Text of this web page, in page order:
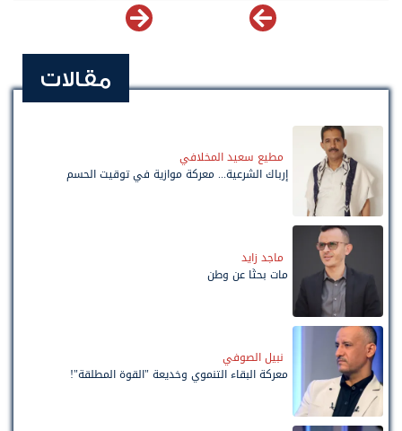
مقالات
مطيع سعيد المخلافي
إرباك الشرعية... معركة موازية في توقيت الحسم
ماجد زايد
مات بحثًا عن وطن
نبيل الصوفي
معركة البقاء التنموي وخديعة "القوة المطلقة"!